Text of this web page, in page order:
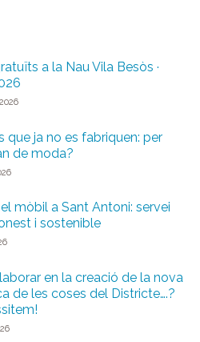
a la Nau Vila Besòs ·
que ja no es fabriquen: per
de moda?
mòbil a Sant Antoni: servei
i sostenible
en la creació de la nova
de les coses del Districte….?